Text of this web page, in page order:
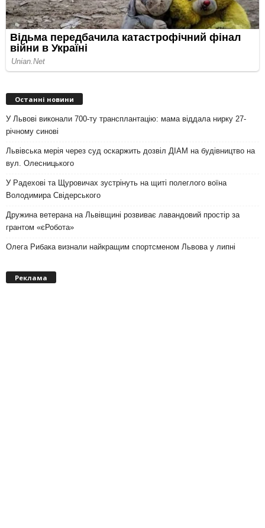
Останні новини
У Львові виконали 700-ту трансплантацію: мама віддала нирку 27-
річному синові
Львівська мерія через суд оскаржить дозвіл ДІАМ на будівництво на
вул. Олесницького
У Радехові та Щуровичах зустрінуть на щиті полеглого воїна
Володимира Свідерського
Дружина ветерана на Львівщині розвиває лавандовий простір за
грантом «єРобота»
Олега Рибака визнали найкращим спортсменом Львова у липні
Реклама